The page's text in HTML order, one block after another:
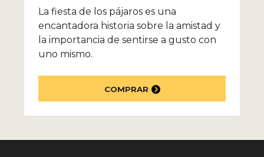
La fiesta de los pájaros es una
encantadora historia sobre la amistad y
la importancia de sentirse a gusto con
uno mismo.
COMPRAR